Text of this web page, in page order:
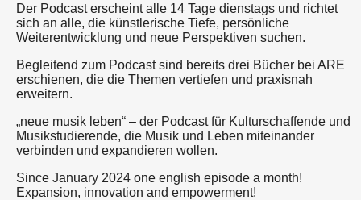
Der Podcast erscheint alle 14 Tage dienstags und richtet
sich an alle, die künstlerische Tiefe, persönliche
Weiterentwicklung und neue Perspektiven suchen.
Begleitend zum Podcast sind bereits drei Bücher bei ARE
erschienen, die die Themen vertiefen und praxisnah
erweitern.
„neue musik leben“ – der Podcast für Kulturschaffende und
Musikstudierende, die Musik und Leben miteinander
verbinden und expandieren wollen.
Since January 2024 one english episode a month!
Expansion, innovation and empowerment!